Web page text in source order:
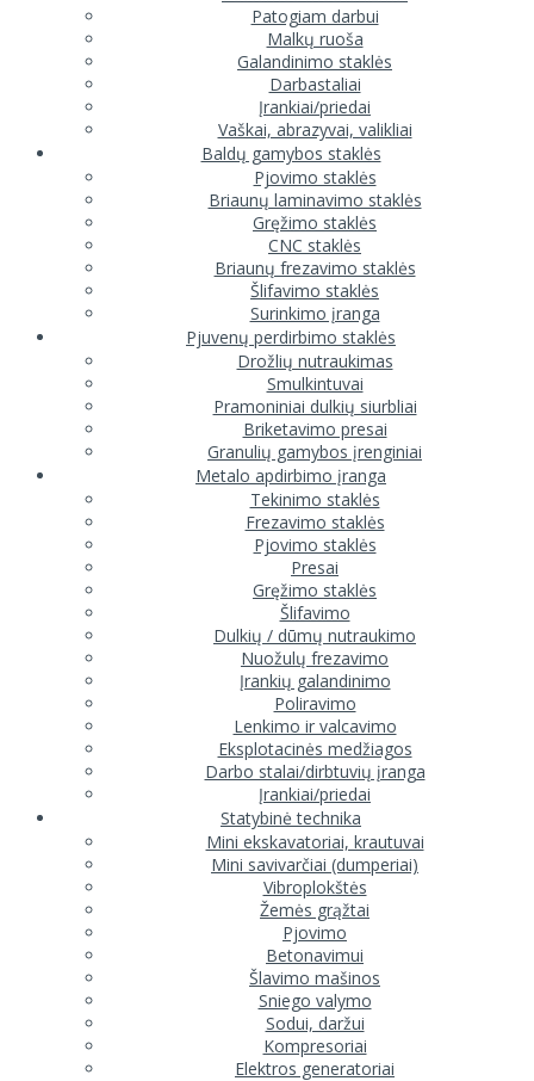
Patogiam darbui
Malkų ruoša
Galandinimo staklės
Darbastaliai
Įrankiai/priedai
Vaškai, abrazyvai, valikliai
Baldų gamybos staklės
Pjovimo staklės
Briaunų laminavimo staklės
Gręžimo staklės
CNC staklės
Briaunų frezavimo staklės
Šlifavimo staklės
Surinkimo įranga
Pjuvenų perdirbimo staklės
Drožlių nutraukimas
Smulkintuvai
Pramoniniai dulkių siurbliai
Briketavimo presai
Granulių gamybos įrenginiai
Metalo apdirbimo įranga
Tekinimo staklės
Frezavimo staklės
Pjovimo staklės
Presai
Gręžimo staklės
Šlifavimo
Dulkių / dūmų nutraukimo
Nuožulų frezavimo
Įrankių galandinimo
Poliravimo
Lenkimo ir valcavimo
Eksplotacinės medžiagos
Darbo stalai/dirbtuvių įranga
Įrankiai/priedai
Statybinė technika
Mini ekskavatoriai, krautuvai
Mini savivarčiai (dumperiai)
Vibroplokštės
Žemės grąžtai
Pjovimo
Betonavimui
Šlavimo mašinos
Sniego valymo
Sodui, daržui
Kompresoriai
Elektros generatoriai